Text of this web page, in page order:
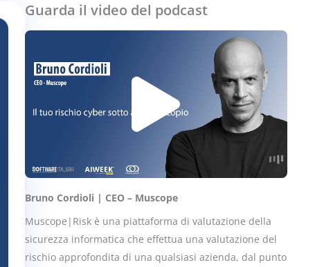
Guarda il video del podcast
Play
Bruno Cordioli | CEO – Muscope
Muscope|Risk è una piattaforma di valutazione della
sicurezza informatica che effettua una valutazione del
rischio approfondita di una qualsiasi azienda, dal punto